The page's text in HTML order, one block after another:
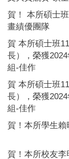
賀！ 本所碩士
畫績優團隊
賀 本所碩士班
長），榮獲
組-佳作
賀 本所碩士班
長），榮獲
組-佳作
賀！本所學生
賀！本所校友